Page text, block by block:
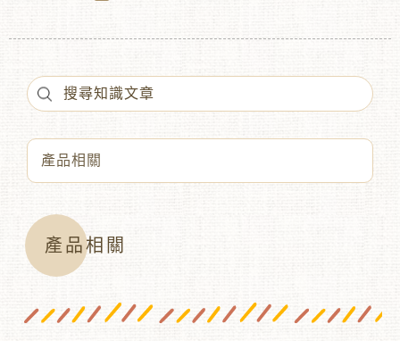
產品相關